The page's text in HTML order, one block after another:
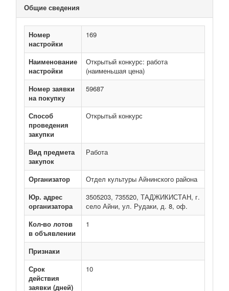
Общие сведения
Номер
настройки
169
Наименование
настройки
Открытый конкурс: работа
(наименьшая цена)
Номер заявки
на покупку
59687
Способ
проведения
закупки
Открытый конкурс
Вид предмета
закупок
Работа
Организатор
Отдел культуры Айнинского района
Юр. адрес
организатора
3505203, 735520, ТАДЖИКИСТАН, г.
село Айни, ул. Рудаки, д. 8, оф.
Кол-во лотов
в объявлении
1
Признаки
Срок
действия
заявки (дней)
10